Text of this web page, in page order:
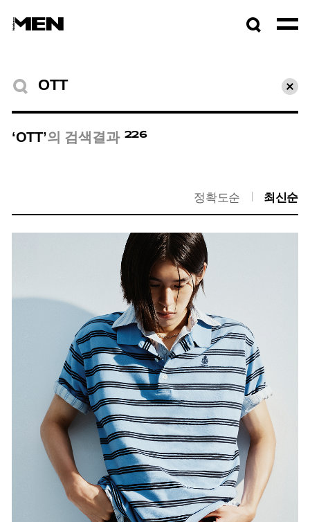
검색결과
초기
‘OTT’의 검색결과 226
정확도순 최신순